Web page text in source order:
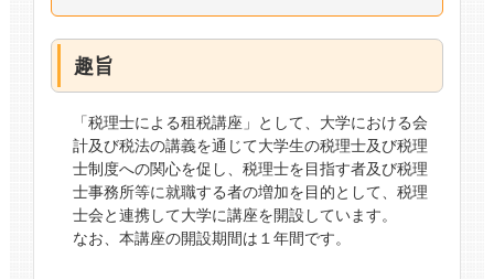
趣旨
「税理士による租税講座」として、大学における会
計及び税法の講義を通じて大学生の税理士及び税理
士制度への関心を促し、税理士を目指す者及び税理
士事務所等に就職する者の増加を目的として、税理
士会と連携して大学に講座を開設しています。
なお、本講座の開設期間は１年間です。